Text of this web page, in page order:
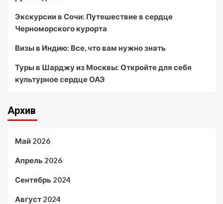
Экскурсии в Сочи: Путешествие в сердце
Черноморского курорта
Визы в Индию: Все, что вам нужно знать
Туры в Шарджу из Москвы: Откройте для себя
культурное сердце ОАЭ
Архив
Май 2026
Апрель 2026
Сентябрь 2024
Август 2024